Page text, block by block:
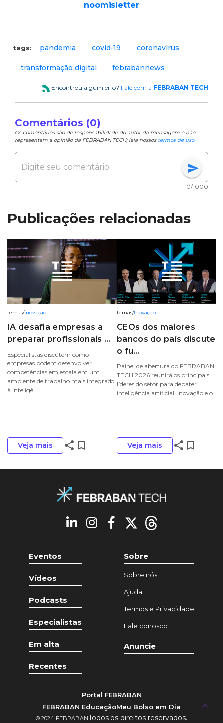
noomisletter
tags: pandemia covid-19 coronavírus
transformação digital febrabannews
Encontrou algum erro? Fale com a FEBRABAN TECH
Comentários (0)
Os comentários são de responsabilidade do autor da mensagem e não
representam a opinião da FEBRABAN TECH; leia nossos termos de uso
send
0/1000
Publicações relacionadas
temas/Inovação
IA desafia empresas a
preparar profissionais ...
Especialistas discutem como
empresas podem desenvolver
competências em escala em um
ambiente de trabalho mais integrado
à inteligê...
Veja mais share bookmark_border
temas/Inovação
CEOs dos maiores
bancos do país discutem
o fu...
Painel de abertura do FEBRABAN
TECH 2026 reunirá os principais
líderes do setor para debater
inteligência artificial, inovação e o...
Veja mais share bookmark_border
Eventos
Vídeos
Podcasts
Especialistas
Em alta
Recentes
Sobre
Sobre nós
Ajuda
Termos e Privacidade
Fale conosco
Anuncie
Portal FEBRABAN
FEBRABAN EducaçãoMeu Bolso em Dia
© 2024 FEBRABANTodos os direitos reservados.
keyboard_arrow_up